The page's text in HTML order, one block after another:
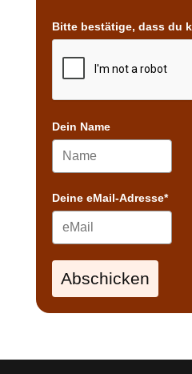
Bitte bestätige, dass du
Dein Name
Deine eMail-Adresse*
Abschicken